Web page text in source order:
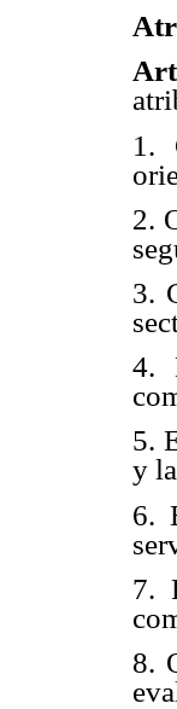
1.
2.
3.
4.
5.
y
6.
7.
8.